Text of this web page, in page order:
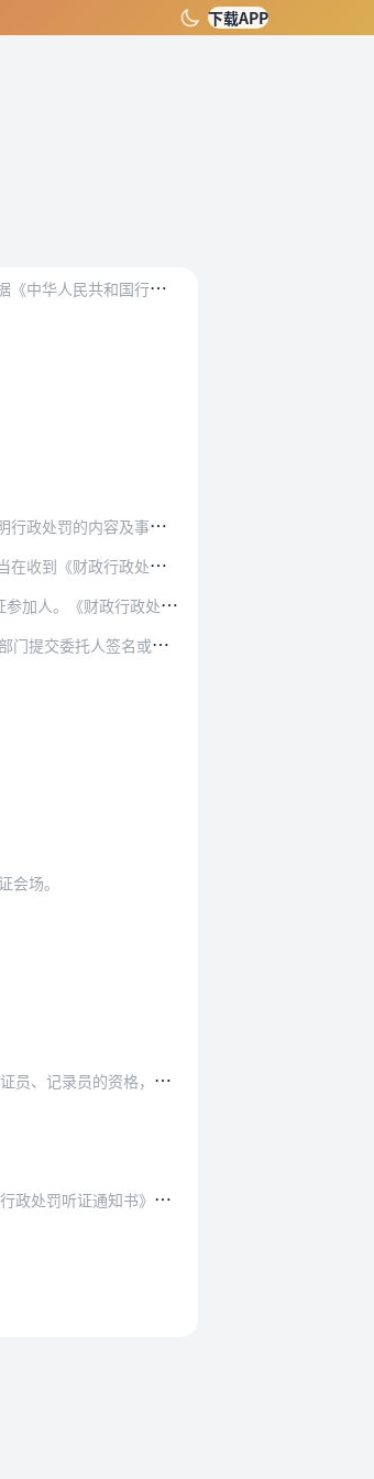
下载APP
处罚法》，制定本办法。
依据，当事人依法享有的…
书》之日起5日内提出，…
通知书》应当载明听证的…
授权委托书及委托代理人…
场。
，并承担相应的责任。
罚听证延期通知书》、《…